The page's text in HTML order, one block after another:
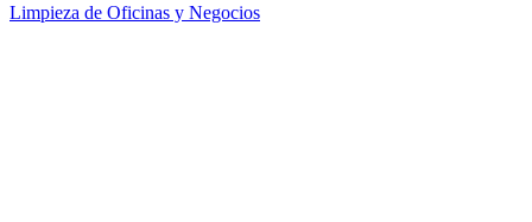
Limpieza de Oficinas y Negocios